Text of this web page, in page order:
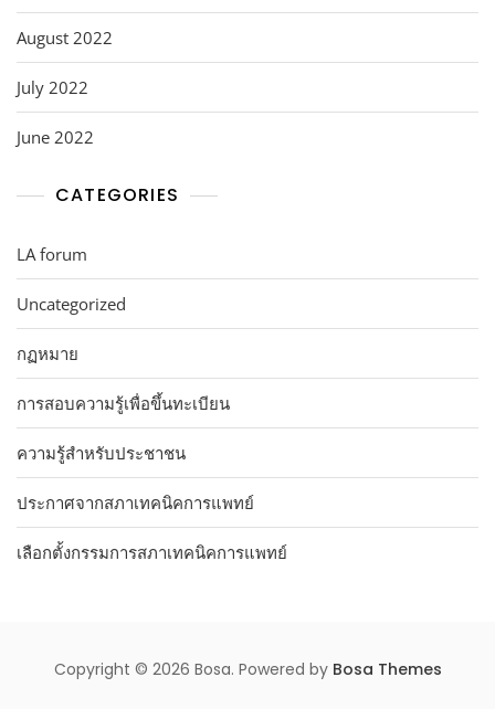
August 2022
July 2022
June 2022
CATEGORIES
LA forum
Uncategorized
กฏหมาย
การสอบความรู้เพื่อขึ้นทะเบียน
ความรู้สำหรับประชาชน
ประกาศจากสภาเทคนิคการแพทย์
เลือกตั้งกรรมการสภาเทคนิคการแพทย์
Copyright © 2026 Bosa. Powered by Bosa Themes